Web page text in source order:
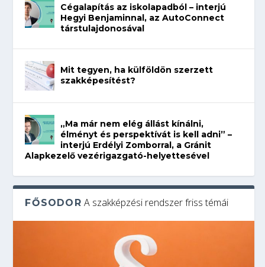
Cégalapítás az iskolapadból – interjú
Hegyi Benjaminnal, az AutoConnect
társtulajdonosával
Mit tegyen, ha külföldön szerzett
szakképesítést?
„Ma már nem elég állást kínálni,
élményt és perspektívát is kell adni” –
interjú Erdélyi Zomborral, a Gránit
Alapkezelő vezérigazgató-helyettesével
FŐSODOR A szakképzési rendszer friss témái